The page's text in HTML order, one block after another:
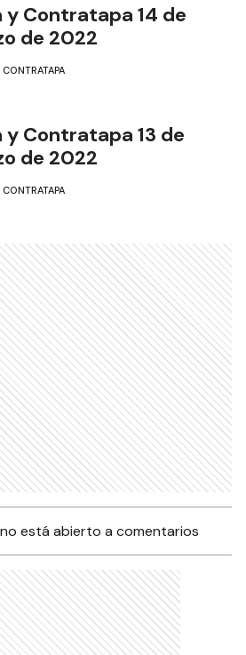
y Contratapa 14 de
de 2022
CONTRATAPA
y Contratapa 13 de
de 2022
CONTRATAPA
está abierto a comentarios